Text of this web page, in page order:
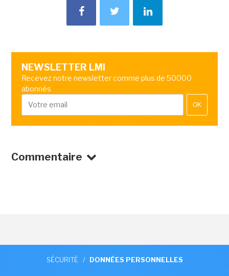
NEWSLETTER LMI
Recevez notre newsletter comme plus de 50000
abonnés
OK
Commentaire
SÉCURITÉ / DONNÉES PERSONNELLES